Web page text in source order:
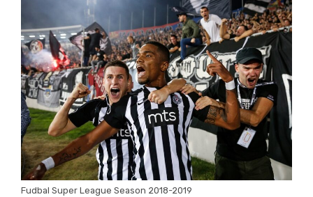
Fudbal Super League Season 2018-2019